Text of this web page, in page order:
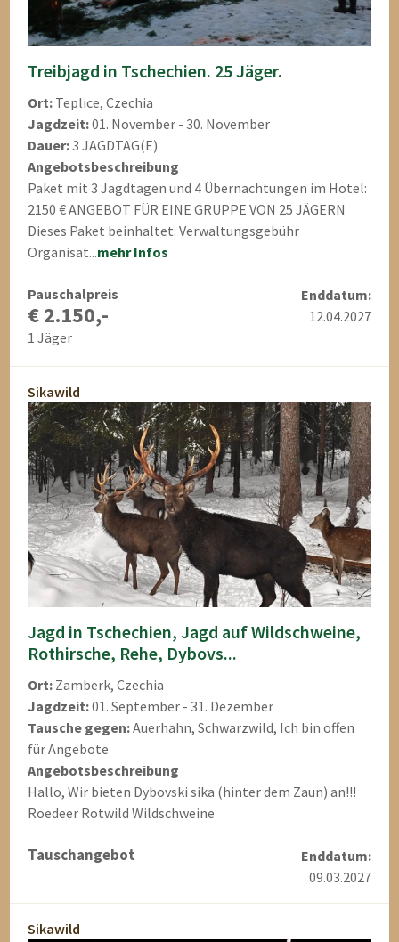
Treibjagd in Tschechien. 25 Jäger.
Ort: Teplice, Czechia
Jagdzeit:01. November - 30. November
Dauer:3 JAGDTAG(E)
Angebotsbeschreibung
Paket mit 3 Jagdtagen und 4 Übernachtungen im Hotel:
2150 € ANGEBOT FÜR EINE GRUPPE VON 25 JÄGERN
Dieses Paket beinhaltet: Verwaltungsgebühr
Organisat...mehr Infos
Pauschalpreis
€ 2.150,-
1 Jäger
Enddatum:
12.04.2027
Sikawild
Jagd in Tschechien, Jagd auf Wildschweine,
Rothirsche, Rehe, Dybovs...
Ort: Zamberk, Czechia
Jagdzeit:01. September - 31. Dezember
Tausche gegen:Auerhahn, Schwarzwild, Ich bin offen
für Angebote
Angebotsbeschreibung
Hallo, Wir bieten Dybovski sika (hinter dem Zaun) an!!!
Roedeer Rotwild Wildschweine
Tauschangebot
Enddatum:
09.03.2027
Sikawild